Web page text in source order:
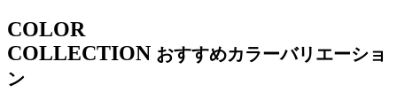
COLOR
COLLECTION おすすめカラーバリエーショ
ン